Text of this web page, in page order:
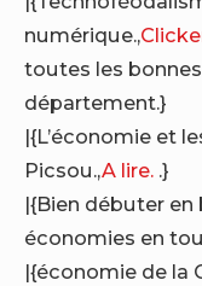
numérique.,
toutes les
département.}
|{L’économie et
Picsou.,A lire. .}
|{Bien débuter en
économies en
|{économie de la